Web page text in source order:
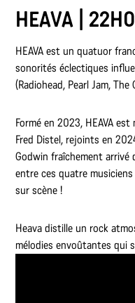
HEAVA |
HEAVA est un quatuor
sonorités éclectiques
(Radiohead, Pearl Jam, The
Formé en 2023, HEAVA
Fred Distel, rejoints en
Godwin fraîchement arrivé
entre ces quatre
sur scène !
Heava distille un rock
mélodies envoûtantes qui